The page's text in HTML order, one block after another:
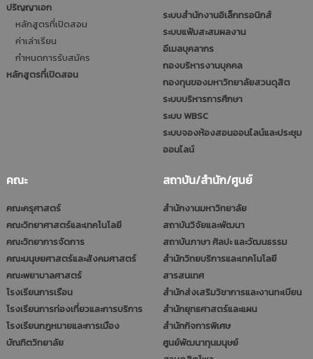
ปริญญาเอก
หลักสูตรที่เปิดสอน
ค่าเล่าเรียน
กำหนดการรับสมัคร
หลักสูตรที่เปิดสอน
ระบบสำนักงานอิเล็กทรอนิกส์
ระบบแฟ้มสะสมผลงาน
อีเมลบุคลากร
กองบริหารงานบุคคล
กองทุนของมหาวิทยาลัยสวนดุสิต
ระบบบริหารการศึกษา
ระบบ WBSC
ระบบจองห้องสอนออนไลน์และประชุม
ออนไลน์
คณะ
คณะครุศาสตร์
คณะวิทยาศาสตร์และเทคโนโลยี
คณะวิทยาการจัดการ
คณะมนุษยศาสตร์และสังคมศาสตร์
คณะพยาบาลศาสตร์
โรงเรียนการเรือน
โรงเรียนการท่องเที่ยวและการบริการ
โรงเรียนกฎหมายและการเมือง
บัณฑิตวิทยาลัย
สถาบัน/สำนัก/ศูนย์
สำนักงานมหาวิทยาลัย
สถาบันวิจัยและพัฒนา
สถาบันภาษา ศิลปะ และวัฒนธรรม
สำนักวิทยบริการและเทคโนโลยี
สารสนเทศ
สำนักส่งเสริมวิชาการและงานทะเบียน
สำนักยุทธศาสตร์และแผน
สำนักกิจการพิเศษ
ศูนย์พัฒนาทุนมนุษย์